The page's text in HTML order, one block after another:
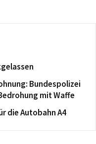
Bundespolizei
mit Waffe
die Autobahn A4